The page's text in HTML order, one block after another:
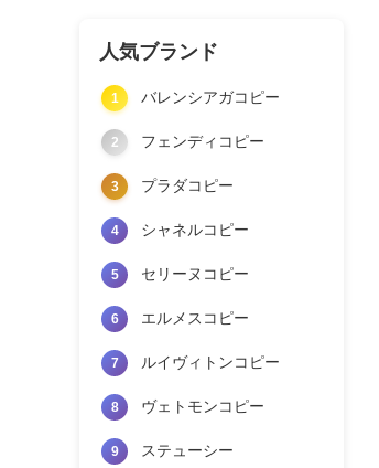
人気ブランド
1 バレンシアガコピー
2 フェンディコピー
3 プラダコピー
4 シャネルコピー
5 セリーヌコピー
6 エルメスコピー
7 ルイヴィトンコピー
8 ヴェトモンコピー
9 ステューシー